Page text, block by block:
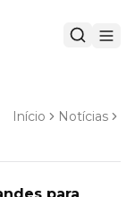
Início Notícias